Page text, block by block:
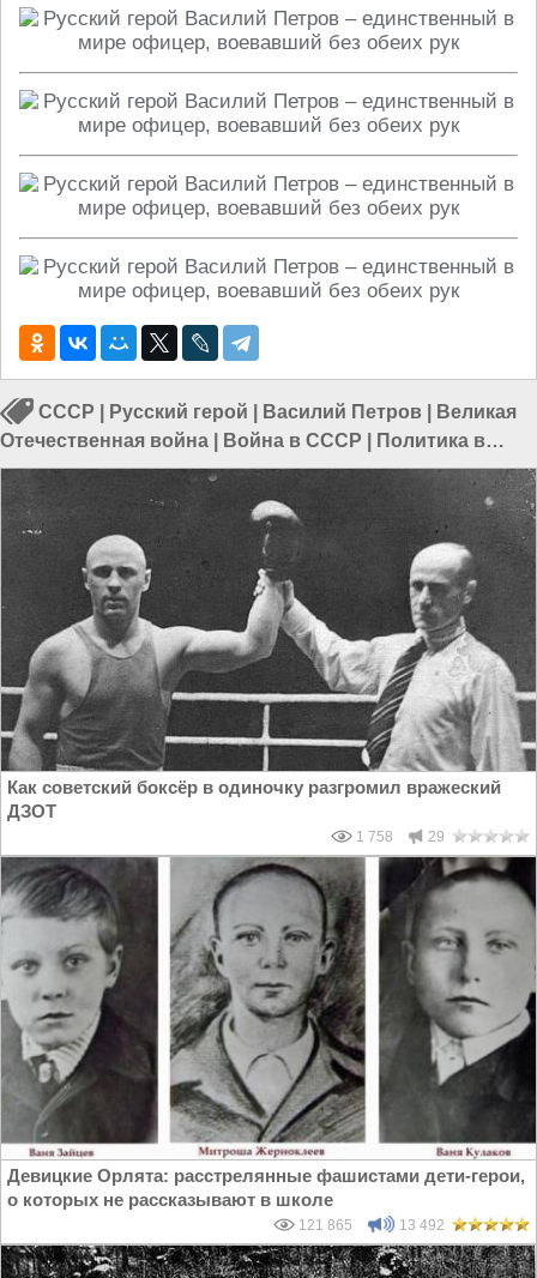
СССР Русский герой Василий Петров
Великая
Отечественная война
Война в СССР
Политика в
России|Власть в РФ|Политика в СССР
Как советский боксёр в одиночку разгромил вражеский
ДЗОТ
1 758 29
Девицкие Орлята: расстрелянные фашистами дети-герои,
о которых не рассказывают в школе
121 865 13 492